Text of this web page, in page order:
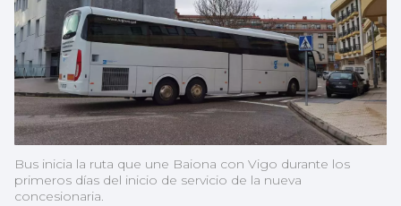
Bus inicia la ruta que une Baiona con Vigo durante los
primeros días del inicio de servicio de la nueva
concesionaria.